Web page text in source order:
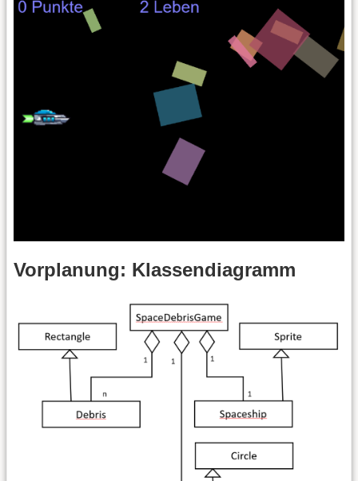
Vorplanung: Klassendiagramm